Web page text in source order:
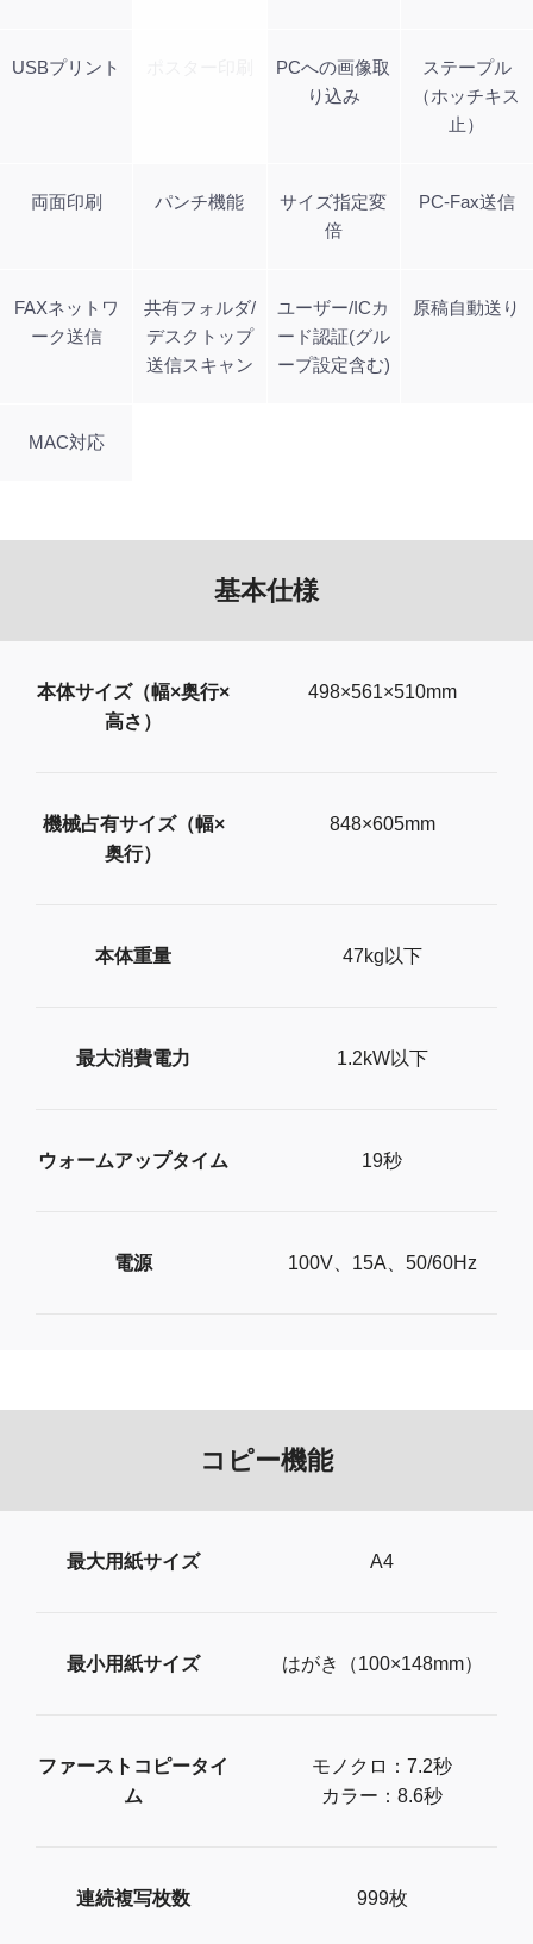
USBプリント
PCへの画像取
り込み
ステープル
（ホッチキス
止）
両面印刷 パンチ機能
サイズ指定変
倍
PC-Fax送信
FAXネットワ
ーク送信
共有フォルダ/
デスクトップ
送信スキャン
ユーザー/ICカ
ード認証(グル
ープ設定含む)
原稿自動送り
MAC対応
基本仕様
本体サイズ（幅×奥行×
高さ）
498×561×510mm
機械占有サイズ（幅×
奥行）
848×605mm
本体重量 47kg以下
最大消費電力 1.2kW以下
ウォームアップタイム 19秒
電源 100V、15A、50/60Hz
コピー機能
最大用紙サイズ A4
最小用紙サイズ はがき（100×148mm）
ファーストコピータイ
ム
モノクロ：7.2秒
カラー：8.6秒
連続複写枚数 999枚